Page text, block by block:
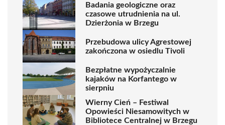
Badania geologiczne oraz
czasowe utrudnienia na ul.
Dzierżonia w Brzegu
Przebudowa ulicy Agrestowej
zakończona w osiedlu Tivoli
Bezpłatne wypożyczalnie
kajaków na Korfantego w
sierpniu
Wierny Cień – Festiwal
Opowieści Niesamowitych w
Bibliotece Centralnej w Brzegu